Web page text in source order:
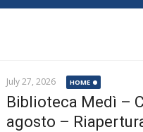
July 27, 2026 HOME
Biblioteca Medì –
agosto –